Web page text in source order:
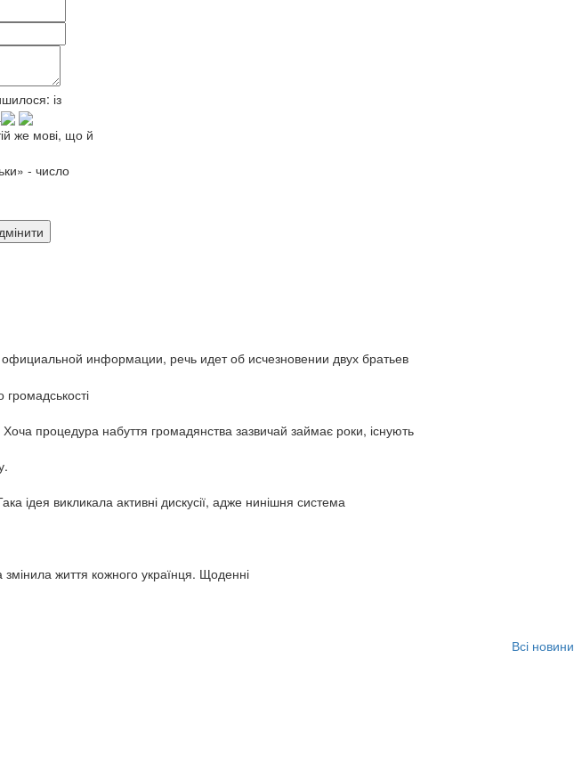
із
же мові, що й
- число
информации, речь идет об исчезновении двух братьев
Хоча процедура набуття громадянства зазвичай займає роки, існують
ідея викликала активні дискусії, адже нинішня система
життя кожного українця. Щоденні
Всі новини